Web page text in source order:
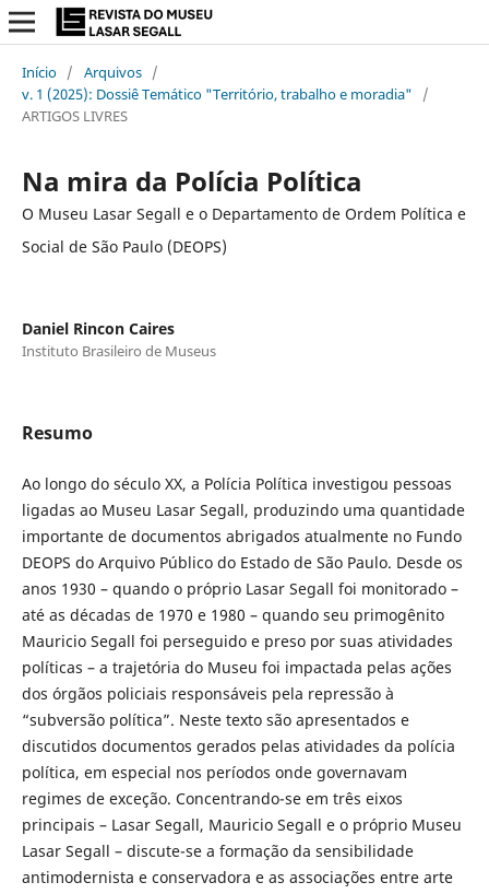
Início / Arquivos /
v. 1 (2025): Dossiê Temático "Território, trabalho e moradia"
/
ARTIGOS LIVRES
Na mira da Polícia Política
O Museu Lasar Segall e o Departamento de Ordem Política e
Social de São Paulo (DEOPS)
Daniel Rincon Caires
Instituto Brasileiro de Museus
Resumo
Ao longo do século XX, a Polícia Política investigou pessoas
ligadas ao Museu Lasar Segall, produzindo uma quantidade
importante de documentos abrigados atualmente no Fundo
DEOPS do Arquivo Público do Estado de São Paulo. Desde os
anos 1930 – quando o próprio Lasar Segall foi monitorado –
até as décadas de 1970 e 1980 – quando seu primogênito
Mauricio Segall foi perseguido e preso por suas atividades
políticas – a trajetória do Museu foi impactada pelas ações
dos órgãos policiais responsáveis pela repressão à
“subversão política”. Neste texto são apresentados e
discutidos documentos gerados pelas atividades da polícia
política, em especial nos períodos onde governavam
regimes de exceção. Concentrando-se em três eixos
principais – Lasar Segall, Mauricio Segall e o próprio Museu
Lasar Segall – discute-se a formação da sensibilidade
antimodernista e conservadora e as associações entre arte